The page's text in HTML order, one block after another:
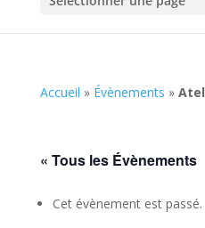
Accueil » Évènements »
« Tous les Évènements
Cet évènement est passé.